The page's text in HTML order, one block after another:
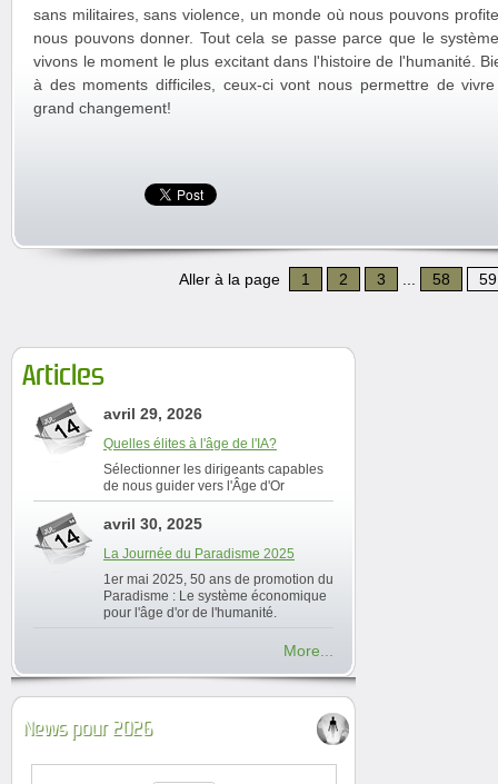
sans militaires, sans violence, un monde où nous pouvons
nous pouvons donner. Tout cela se passe parce que le
vivons le moment le plus excitant dans l'histoire de l'humanité.
à des moments difficiles, ceux-ci vont nous permettre de
grand changement!
Aller à la page 1 2 3 58 59
Articles
avril 29, 2026
Quelles élites à l'âge de l'IA?
Sélectionner les dirigeants capables
de nous guider vers l'Âge d'Or
avril 30, 2025
La Journée du Paradisme 2025
1er mai 2025, 50 ans de promotion du
Paradisme : Le système économique
pour l'âge d'or de l'humanité.
More...
News pour 2026